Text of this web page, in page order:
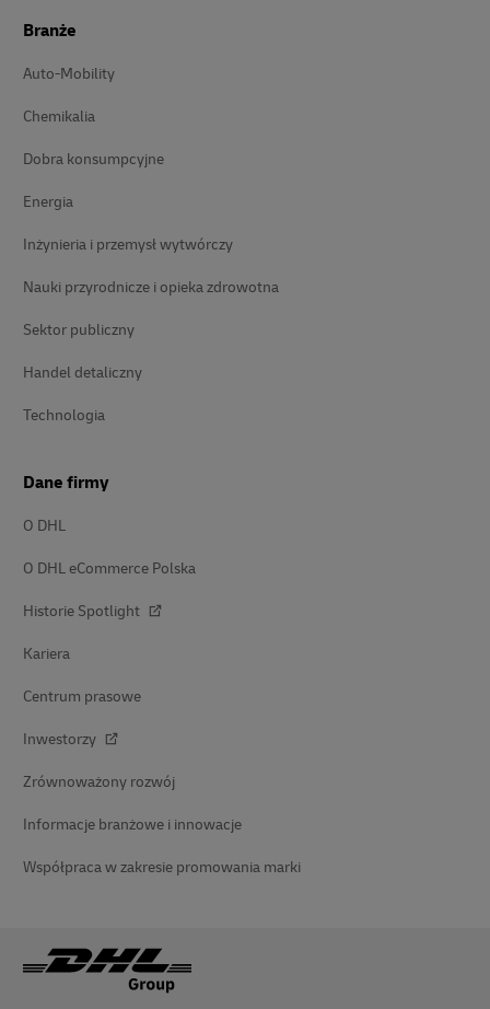
Branże
Auto-Mobility
Chemikalia
Dobra konsumpcyjne
Energia
Inżynieria i przemysł wytwórczy
Nauki przyrodnicze i opieka zdrowotna
Sektor publiczny
Handel detaliczny
Technologia
Dane firmy
O DHL
O DHL eCommerce Polska
Historie Spotlight
Kariera
Centrum prasowe
Inwestorzy
Zrównoważony rozwój
Informacje branżowe i innowacje
Współpraca w zakresie promowania marki